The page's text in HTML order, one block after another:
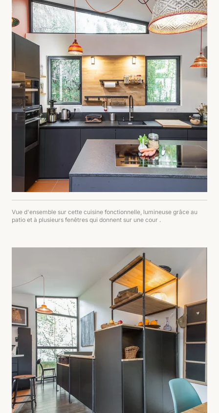
Vue d'ensemble sur cette cuisine fonctionnelle, lumineuse grâce au
patio et à plusieurs fenêtres qui donnent sur une cour .